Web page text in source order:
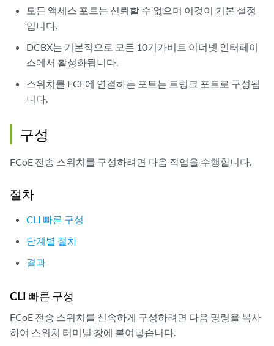
모든 액세스 포트는 신뢰할 수 없으며 이것이 기본 설정
입니다.
DCBX는 기본적으로 모든 10기가비트 이더넷 인터페이
스에서 활성화됩니다.
스위치를 FCF에 연결하는 포트는 트렁크 포트로 구성됩
니다.
구성
FCoE 전송 스위치를 구성하려면 다음 작업을 수행합니다.
절차
CLI 빠른 구성
단계별 절차
결과
CLI 빠른 구성
FCoE 전송 스위치를 신속하게 구성하려면 다음 명령을 복사
하여 스위치 터미널 창에 붙여넣습니다.